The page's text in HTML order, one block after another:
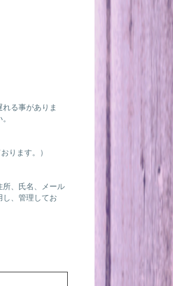
る事がありま
ります。）
所、氏名、メール
し、管理してお